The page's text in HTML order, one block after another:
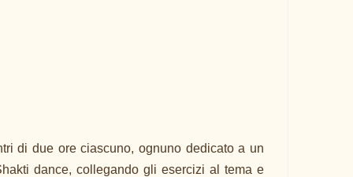
di due ore ciascuno, ognuno dedicato a un
dance, collegando gli esercizi al tema e